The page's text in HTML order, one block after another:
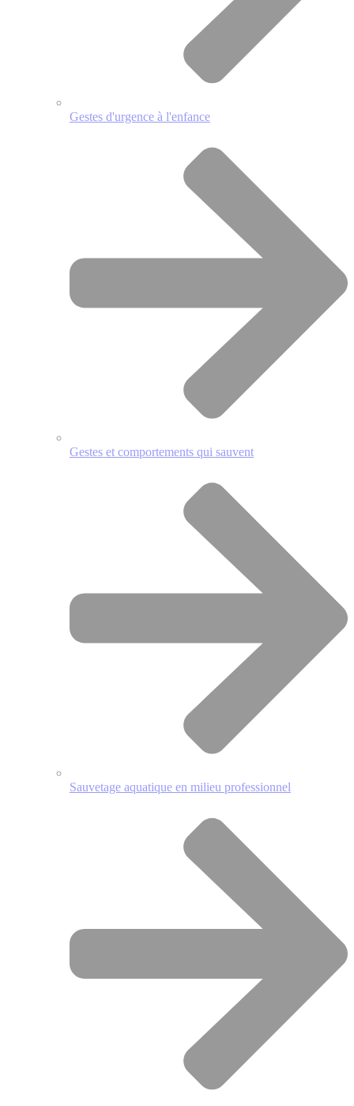
Gestes d'urgence à l'enfance
Gestes et comportements qui sauvent
Sauvetage aquatique en milieu professionnel